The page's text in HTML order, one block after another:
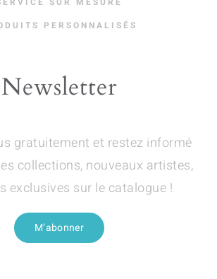
PERSONNALISÉS
Newsletter
gratuitement et restez informé
collections, nouveaux artistes,
exclusives sur le catalogue !
M’abonner